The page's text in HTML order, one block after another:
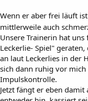
Wenn er aber frei läuft
mittlerweile auch
Unsere Trainerin hat
Leckerlie- Spiel"
an laut Leckerlies in der
sich dann ruhig vor mich
Impulskontrolle.
Jetzt fängt er eben damit